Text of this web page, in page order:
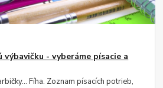
výbavičku - vyberáme písacie a
Fíha. Zoznam písacích potrieb,